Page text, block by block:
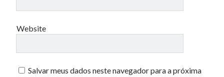
Website
Salvar meus dados neste navegador para a próxima